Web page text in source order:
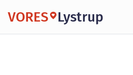
VORES Lystrup